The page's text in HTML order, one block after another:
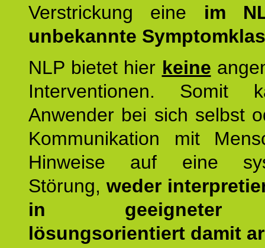
Verstrickung eine im
unbekannte
NLP bietet hier keine
Interventionen. Somit
Anwender bei sich selbst
Kommunikation mit
Hinweise auf eine
Störung, weder
in geeigneter
lösungsorientiert damit